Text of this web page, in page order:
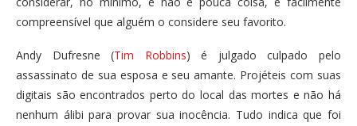
compreensível que alguém o considere seu favorito.
Andy Dufresne (Tim Robbins) é julgado culpado pelo
assassinato de sua esposa e seu amante. Projéteis com suas
digitais são encontrados perto do local das mortes e não há
nenhum álibi para provar sua inocência. Tudo indica que foi